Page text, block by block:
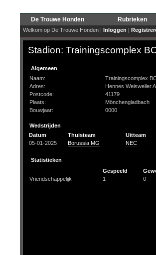
De Trouwe Honden Rubrieken
Welkom op De Trouwe Honden | Inloggen |
Stadion: Trainingscomplex
Algemeen
Naam:
Trainingscomplex
Adres:
Hennes Weisweiler
Postcode:
41179
Plaats:
Mönchengladbach
Bouwjaar:
0000
Wedstrijden
Datum
Thuisteam Uitteam
05-01-2025
Borussia MG NEC
Statistieken
Gespeeld
Vriendschappelijk
1 0